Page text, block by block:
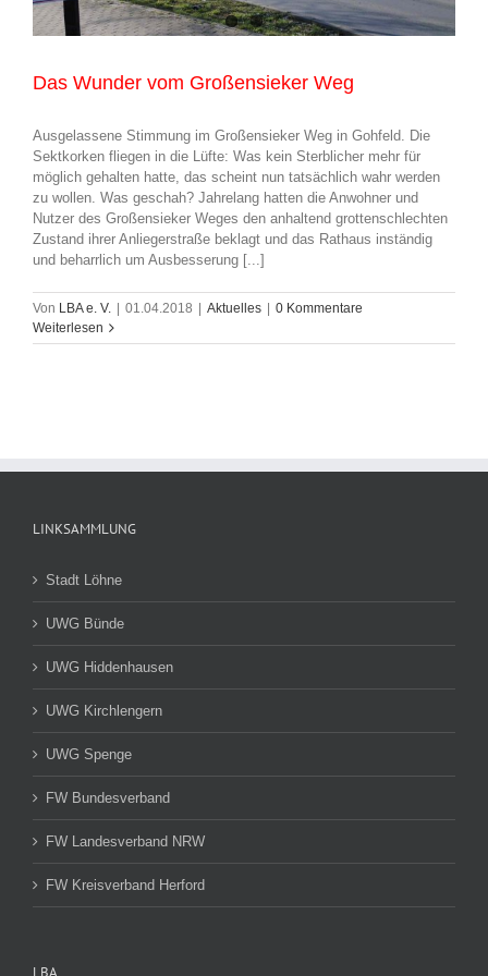
Das Wunder vom Großensieker Weg
Ausgelassene Stimmung im Großensieker Weg in Gohfeld. Die
Sektkorken fliegen in die Lüfte: Was kein Sterblicher mehr für
möglich gehalten hatte, das scheint nun tatsächlich wahr werden
zu wollen. Was geschah? Jahrelang hatten die Anwohner und
Nutzer des Großensieker Weges den anhaltend grottenschlechten
Zustand ihrer Anliegerstraße beklagt und das Rathaus inständig
und beharrlich um Ausbesserung [...]
Von LBA e. V. | 01.04.2018 | Aktuelles | 0 Kommentare
Weiterlesen
LINKSAMMLUNG
Stadt Löhne
UWG Bünde
UWG Hiddenhausen
UWG Kirchlengern
UWG Spenge
FW Bundesverband
FW Landesverband NRW
FW Kreisverband Herford
LBA